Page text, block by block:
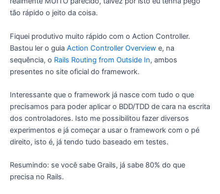
tão rápido o jeito da coisa.
Fiquei produtivo muito rápido com o Action Controller.
Bastou ler o guia Action Controller Overview e, na
sequência, o Rails Routing from Outside In, ambos
presentes no site oficial do framework.
Interessante que o framework já nasce com tudo o que
precisamos para poder aplicar o BDD/TDD de cara na escrita
dos controladores. Isto me possibilitou fazer diversos
experimentos e já começar a usar o framework com o pé
direito, isto é, já tendo tudo baseado em testes.
Resumindo: se você sabe Grails, já sabe 80% do que
precisa no Rails.